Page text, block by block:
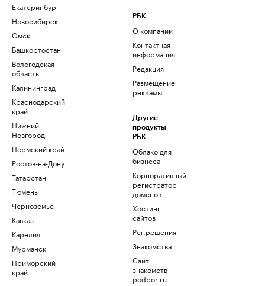
Екатеринбург
Новосибирск
Омск
Башкортостан
Вологодская
область
Калининград
Краснодарский
край
Нижний
Новгород
Пермский край
Ростов-на-Дону
Татарстан
Тюмень
Черноземье
Кавказ
Карелия
Мурманск
Приморский
край
РБК
О компании
Контактная
информация
Редакция
Размещение
рекламы
Другие
продукты
РБК
Облако для
бизнеса
Корпоративный
регистратор
доменов
Хостинг
сайтов
Рег.решения
Знакомства
Сайт
знакомств
podbor.ru